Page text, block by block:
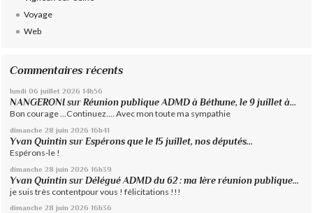
Voyage
Web
Commentaires récents
lundi 06 juillet 2026 14h56
NANGERONI surRéunion publique ADMD à Béthune, le 9 juillet à...
Bon courage ...Continuez.... Avec mon toute ma sympathie
dimanche 28 juin 2026 16h41
Yvan Quintin surEspérons que le 15 juillet, nos députés...
Espérons-le !
dimanche 28 juin 2026 16h39
Yvan Quintin surDélégué ADMD du 62 : ma 1ère réunion publique...
je suis très contentpour vous ! félicitations !!!
dimanche 28 juin 2026 16h36